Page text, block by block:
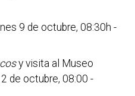
9 de octubre, 08:30h -
y visita al Museo
de octubre, 08:00 -